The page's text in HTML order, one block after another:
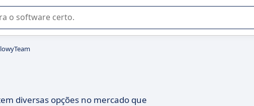
SaaS para sua empresa.
diversas opções no mercado que